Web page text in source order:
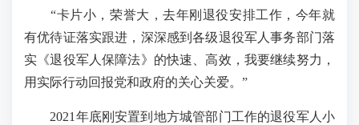
“卡片小，荣誉大，去年刚退役安排工作，今年就
有优待证落实跟进，深深感到各级退役军人事务部门落
实《退役军人保障法》的快速、高效，我要继续努力，
用实际行动回报党和政府的关心关爱。”
2021年底刚安置到地方城管部门工作的退役军人小